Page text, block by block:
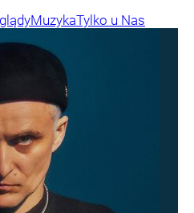
MuzykaTylko u Nas